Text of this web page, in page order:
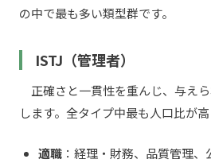
の中で最も多い類型群です。
ISTJ（管理者）
正確さと一貫性を重んじ、与え
します。全タイプ中最も人口比が高
適職 ：経理・財務、品質管理